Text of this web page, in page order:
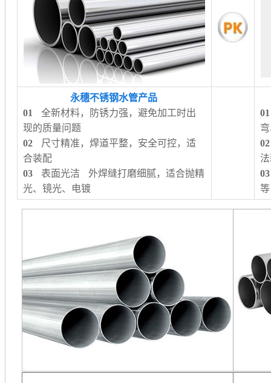
永穗不锈钢水管产品
01
全新材料，防锈力强，避免加工时出
现的质量问题
02 尺寸精准，焊道平整，安全可控，适
合装配
03 表面光洁 外焊缝打磨细腻，适合抛精
光、镜光、电镀
01
02
03